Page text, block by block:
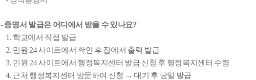
-증명서 발급은 어디에서 받을 수 있나요?
1. 학교에서 직접 발급
2. 민원 24 사이트에서 확인 후 집에서 출력 발급
3. 민원 24 사이트에서 행정복지센터 발급 신청 후 행정복지센터 수령
4. 근처 행정복지센터 방문하여 신청 → 대기 후 당일 발급